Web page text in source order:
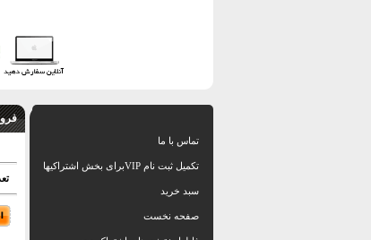
تماس با ما
تکمیل ثبت نام VIPبرای بخش اشتراکیها
سبد خرید
صفحه نخست